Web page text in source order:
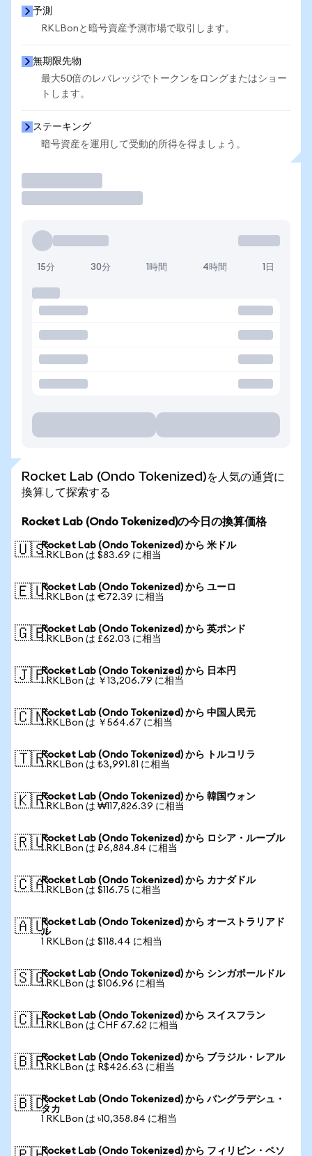
予測
RKLBonと暗号資産予測市場で取引します。
無期限先物
最大50倍のレバレッジでトークンをロングまたはショー
トします。
ステーキング
暗号資産を運用して受動的所得を得ましょう。
15分 30分 1時間 4時間 1日
Rocket Lab (Ondo Tokenized)を人気の通貨に
換算して探索する
Rocket Lab (Ondo Tokenized)の今日の換算価格
🇺🇸Rocket Lab (Ondo Tokenized) から 米ドル
1 RKLBon は $83.69 に相当
🇪🇺Rocket Lab (Ondo Tokenized) から ユーロ
1 RKLBon は €72.39 に相当
🇬🇧Rocket Lab (Ondo Tokenized) から 英ポンド
1 RKLBon は £62.03 に相当
🇯🇵Rocket Lab (Ondo Tokenized) から 日本円
1 RKLBon は ￥13,206.79 に相当
🇨🇳Rocket Lab (Ondo Tokenized) から 中国人民元
1 RKLBon は ￥564.67 に相当
🇹🇷Rocket Lab (Ondo Tokenized) から トルコリラ
1 RKLBon は ₺3,991.81 に相当
🇰🇷Rocket Lab (Ondo Tokenized) から 韓国ウォン
1 RKLBon は ₩117,826.39 に相当
🇷🇺Rocket Lab (Ondo Tokenized) から ロシア・ルーブル
1 RKLBon は ₽6,884.84 に相当
🇨🇦Rocket Lab (Ondo Tokenized) から カナダドル
1 RKLBon は $116.75 に相当
🇦🇺Rocket Lab (Ondo Tokenized) から オーストラリアド
ル
1 RKLBon は $118.44 に相当
🇸🇬Rocket Lab (Ondo Tokenized) から シンガポールドル
1 RKLBon は $106.96 に相当
🇨🇭Rocket Lab (Ondo Tokenized) から スイスフラン
1 RKLBon は CHF 67.62 に相当
🇧🇷Rocket Lab (Ondo Tokenized) から ブラジル・レアル
1 RKLBon は R$426.63 に相当
🇧🇩Rocket Lab (Ondo Tokenized) から バングラデシュ・
タカ
1 RKLBon は ৳10,358.84 に相当
Rocket Lab (Ondo Tokenized) から フィリピン・ペソ